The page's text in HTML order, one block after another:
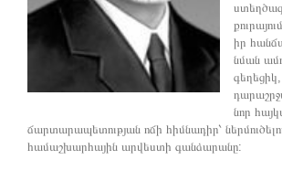
իր
նման
նոր
ճարտարապետության ոճի հիմնադիր՝
համաշխարհային արվեստի գանձարանը: